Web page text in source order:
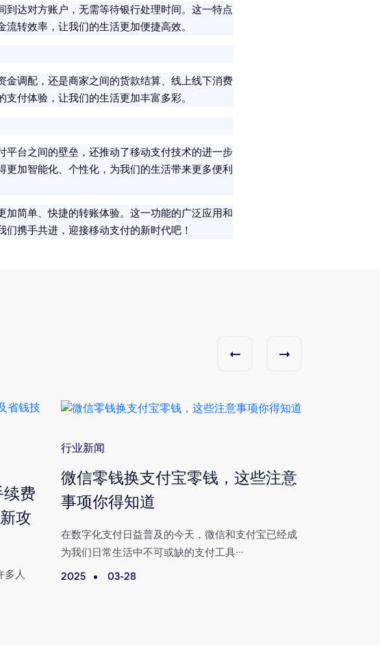
达对方账户，无需等待银行处理时间。这一特点
转效率，让我们的生活更加便捷高效。
调配，还是商家之间的货款结算、线上线下消费
付体验，让我们的生活更加丰富多彩。
台之间的壁垒，还推动了移动支付技术的进一步
加智能化、个性化，为我们的生活带来更多便利
简单、快捷的转账体验。这一功能的广泛应用和
携手共进，迎接移动支付的新时代吧！
续费
攻
多人
行业新闻
微信零钱换支付宝零钱，这些注意
事项你得知道
在数字化支付日益普及的今天，微信和支付宝已经成
为我们日常生活中不可或缺的支付工具···
2025 03-28